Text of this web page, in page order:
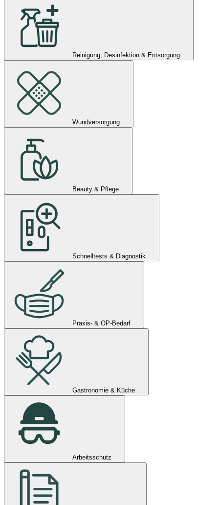
Reinigung, Desinfektion & Entsorgung
Wundversorgung
Beauty & Pflege
Schnelltests & Diagnostik
Praxis- & OP-Bedarf
Gastronomie & Küche
Arbeitsschutz